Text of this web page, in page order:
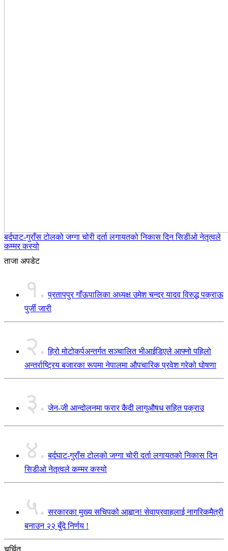
बर्दघाट-गुराँस टोलको जग्गा चोरी दर्ता लगायतको निकास दिन सिडीओ नेतृत्वले
कम्मर कस्यो
ताजा अपडेट
१. प्रतापपुर गाँऊपालिका अध्यक्ष उमेश चन्द्र यादव विरुद्ध पक्राऊ
पुर्जी जारी
२. हिरो मोटोकर्पअन्तर्गत सञ्चालित भीआईडिएले आफ्नो पहिलो
अन्तर्राष्ट्रिय बजारका रूपमा नेपालमा औपचारिक प्रवेश गरेको घोषणा
३. जेन-जी आन्दोलनमा फरार कैदी लागुऔषध सहित पक्राउ
४. बर्दघाट-गुराँस टोलको जग्गा चोरी दर्ता लगायतको निकास दिन
सिडीओ नेतृत्वले कम्मर कस्यो
५. सरकारका मुख्य सचिपको आह्वान! सेवाप्रवाहलाई नागरिकमैत्री
बनाउन २२ बुँदे निर्णय !